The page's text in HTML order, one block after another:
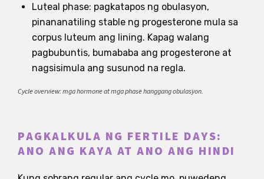
Luteal phase: pagkatapos ng obulasyon,
pinananatiling stable ng progesterone mula sa
corpus luteum ang lining. Kapag walang
pagbubuntis, bumababa ang progesterone at
nagsisimula ang susunod na regla.
Cycle overview: mga hormone at mga phase hanggang obulasyon.
PAGKALKULA NG FERTILE DAYS:
ANO ANG KAYA AT ANO ANG HINDI